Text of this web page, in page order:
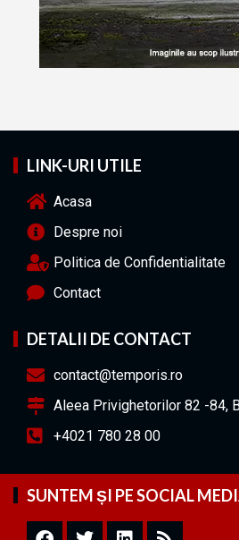
LINK-URI UTILE
Acasa
Despre noi
Politica de Confidentialitate
Contact
DETALII DE CONTACT
contact@temporis.ro
Aleea Privighetorilor 82 -84,
+4021 780 28 00
SUNTEM ȘI PE SOCIAL